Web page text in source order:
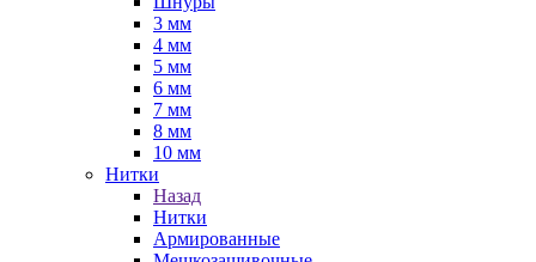
3 мм
4 мм
5 мм
6 мм
7 мм
8 мм
10 мм
Нитки
Назад
Нитки
Армированные